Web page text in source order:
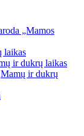
„Mamos
laikas
ir dukrų laikas
Mamų ir dukrų